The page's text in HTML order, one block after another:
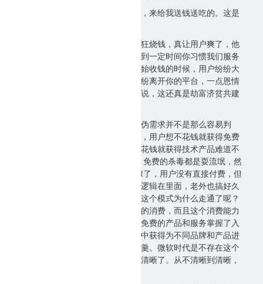
用户说了，我啥都不干就天天呆着，来给我送钱送吃的。这是
有些伪需求还真就融资了，然后疯狂烧钱，真让用户爽了，他
们潜台词是，我先让你爽，然后等到一定时间你习惯我们服务
了，我再收钱也不迟，结果，到开始收钱的时候，用户纷纷大
骂你耍流氓，你抛弃用户，然后纷纷离开你的平台，一点恩情
都不会记着，你说你图什么呢？别说，这还真是劫富济贫共建
但这里存在一个问题，就是所谓的伪需求并不是那么容易判
断，比如在微软时代，比尔盖茨说，用户想不花钱就获得免费
的软件是一种偷窃行为，是的，不花钱就获得技术产品难道不
是伪需求么？ 瑞星后来也这么说，免费的杀毒都是耍流氓，然
后瑞星死了。 为什么呢？成本转嫁了，用户没有直接付费，但
是免费软件捆绑了复杂曲折的商业逻辑在里面，老外也搞好久
不明白，但这个模式居然走通了，这个模式为什么走通了呢？
因为用户在上网过程中会产生持续的消费，而且这个消费能力
会随着时间的延伸而增强，谁通过免费的产品和服务掌握了入
口位置，谁就可以在这个消费过程中获得为不同品牌和产品进
行推荐宣传的机会，从而分到一杯羹。微软时代是不存在这个
商业路径的，但现在这个路径特别清晰了。从不清晰到清晰，